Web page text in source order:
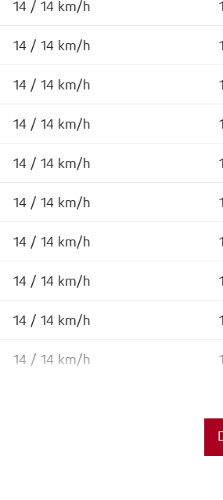
14 / 14 km/h
14 / 14 km/h
14 / 14 km/h
14 / 14 km/h
14 / 14 km/h
14 / 14 km/h
14 / 14 km/h
14 / 14 km/h
14 / 14 km/h
14 / 14 km/h